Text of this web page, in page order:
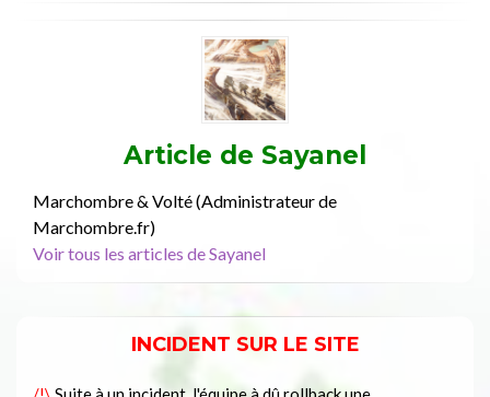
Article de Sayanel
Marchombre & Volté (Administrateur de
Marchombre.fr)
Voir tous les articles de Sayanel
INCIDENT SUR LE SITE